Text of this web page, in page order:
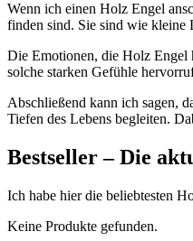
Wenn ich einen Holz Engel
finden sind. Sie⁤ sind⁢ wie
Die⁤ Emotionen, ‍die Holz Engel
solche starken⁢ Gefühle
Abschließend kann ich sagen,
Tiefen des Lebens ‌begleiten.
Bestseller – ⁤Die
Ich habe hier die​ beliebtesten
Keine Produkte gefunden.